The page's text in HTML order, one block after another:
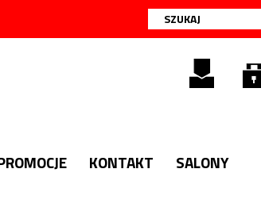
KONTAKT SALONY